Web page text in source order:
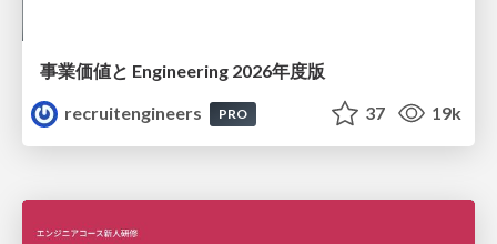
事業価値と Engineering 2026年度版
recruitengineers
PRO 37 19k